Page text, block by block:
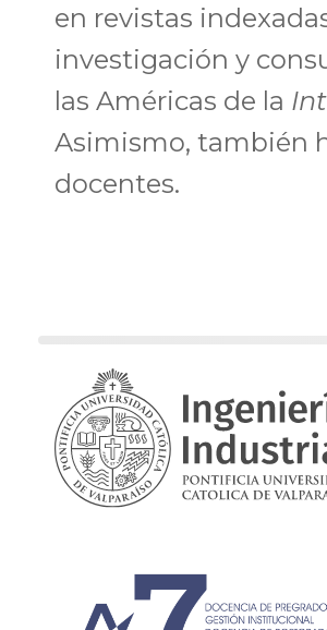
en revistas
investigación y
las Américas de la
Asimismo, también
docentes.